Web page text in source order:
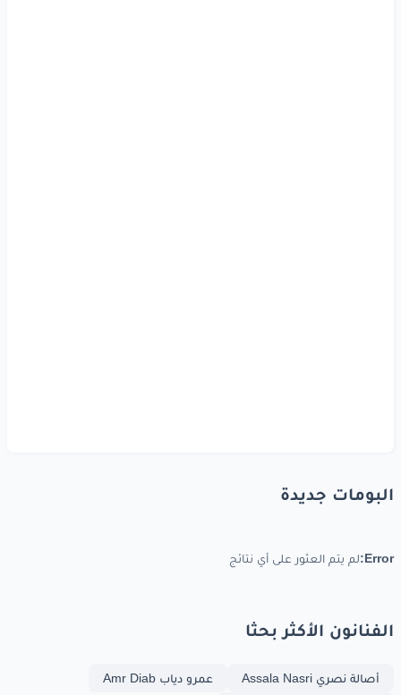
البومات جديدة
Error: لم يتم العثور على أي نتائج
الفنانون الأكثر بحثا
أصالة نصري Assala Nasri عمرو دياب Amr Diab